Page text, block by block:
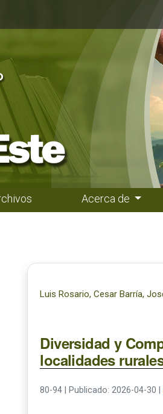
Acerca de
Luis Rosario, Cesar Barría,
Diversidad y
localidades
80-94 Publicado: 2026-04-30